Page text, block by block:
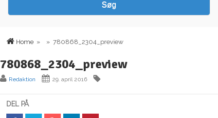
Home » » 780868_2304_preview
780868_2304_preview
Redaktion 29. april 2016
DEL PÅ